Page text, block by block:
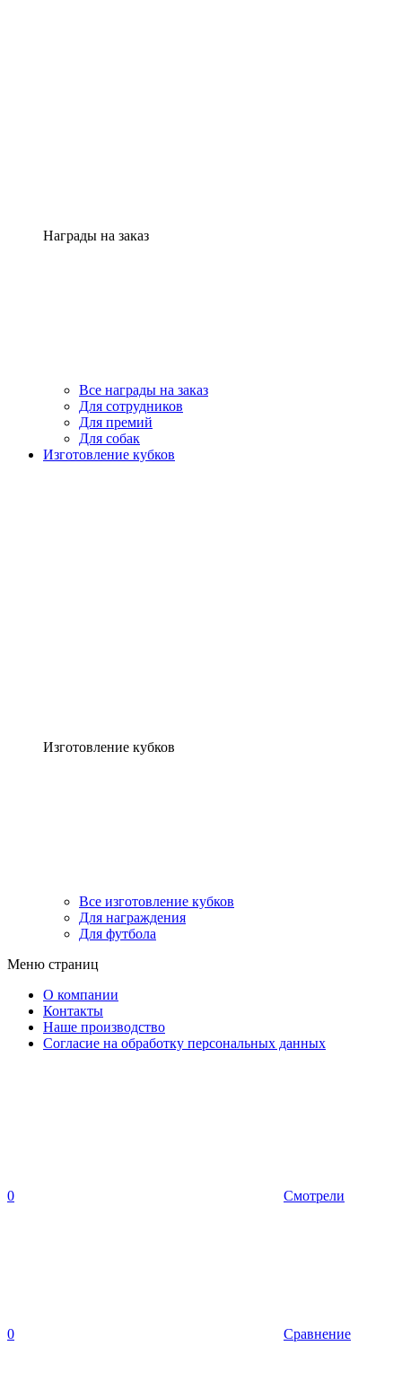
Награды на заказ
Все награды на заказ
Для сотрудников
Для премий
Для собак
Изготовление кубков
Изготовление кубков
Все изготовление кубков
Для награждения
Для футбола
Меню страниц
О компании
Контакты
Наше производство
Согласие на обработку персональных данных
0 Смотрели
0 Сравнение